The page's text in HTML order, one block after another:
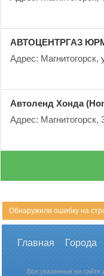
АВТОЦЕНТРГАЗ
Адрес: Магнитогорск,
Автоленд Хонда
Адрес: Магнитогорск,
Обнаружили ошибку на
Главная Города
Все указанные на